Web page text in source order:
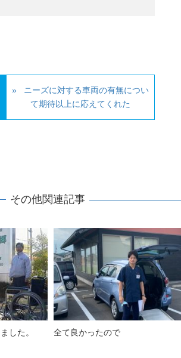
ニーズに対する車両の有無につい
て期待以上に応えてくれた
その他関連記事
した。 全て良かったので